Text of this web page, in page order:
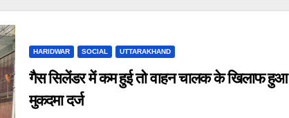
HARIDWAR SOCIAL UTTARAKHAND
गैस सिलेंडर में कम हुई तो वाहन चालक के खिलाफ हुआ
मुकदमा दर्ज